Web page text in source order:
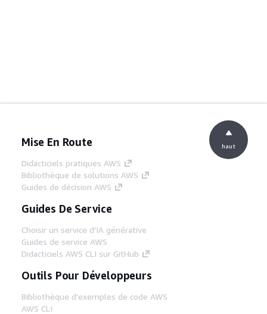
Mise En Route
Didacticiels pratiques AWS
Bibliothèque de solutions AWS
Guides de décision AWS
Guides De Service
Choisir un service d'IA générative
Guides de service AWS
Didacticiels AWS CLI sur GitHub
Outils Pour Développeurs
Bibliothèque d'exemples de code AWS
AWS CLI
haut